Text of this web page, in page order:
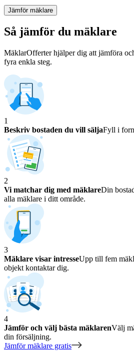
Jämför mäklare
Så jämför du mäklare
MäklarOfferter hjälper dig att jämföra
fyra enkla steg.
1
Beskriv bostaden du vill säljaFyll i
2
Vi matchar dig med mäklareDin
alla mäklare i ditt område.
3
Mäklare visar intresseUpp till fem
objekt kontaktar dig.
4
Jämför och välj bästa mäklarenVälj
din försäljning.
Jämför mäklare gratis